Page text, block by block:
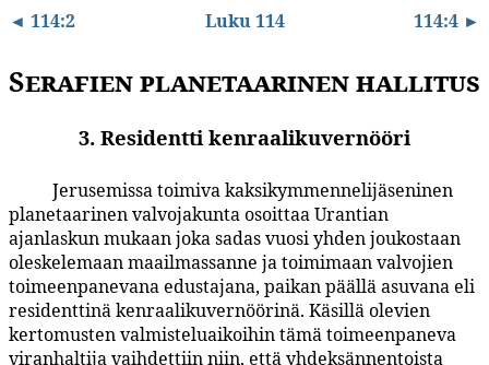
◄ 114:2 Luku 114 114:4 ►
Serafien planetaarinen hallitus
3. Residentti kenraalikuvernööri
Jerusemissa toimiva kaksikymmennelijäseninen
planetaarinen valvojakunta osoittaa Urantian
ajanlaskun mukaan joka sadas vuosi yhden joukostaan
oleskelemaan maailmassanne ja toimimaan valvojien
toimeen­panevana edustajana, paikan päällä asuvana eli
residenttinä kenraalikuvernöörinä. Käsillä olevien
kertomus­ten valmisteluaikoihin tämä toimeenpaneva
viranhaltija vaihdettiin niin, että yhdeksännentoista